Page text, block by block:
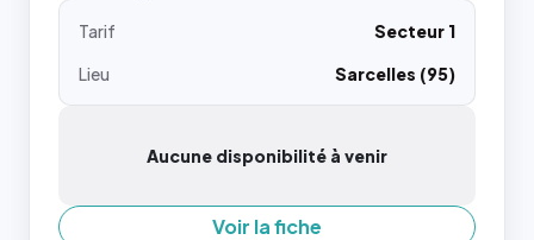
Tarif
Secteur 1
Lieu
Sarcelles (95)
Aucune disponibilité à venir
Voir la fiche